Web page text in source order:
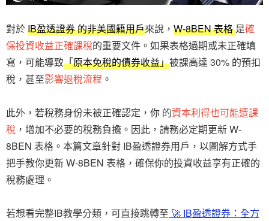
對於IB盈透證券 的非美國籍用戶來說， W-8BEN 表格是確
保投資收益正確課稅的重要文件。如果表格過期或未正確填
寫，可能導致「原本免稅的債券收益」被課高達 30% 的預扣
稅，甚至影響退稅流程 。
此外，若稅務身份未被正確認定，你 的資本利得也可能遭課
稅 ，增加不必要的稅務負擔。因此，請務必定期更新 W-
8BEN 表格。本篇文章針對 IB盈透證券用戶，以圖解方式手
把手教你更新 W-8BEN 表格，確保你的投資收益享有正確的
稅務處理。
若想看完整IB教學分類，可直接跳轉至 🚀 IB盈透證券：全方